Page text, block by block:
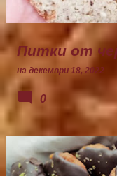
Питки от
на декември 18, 2022
0